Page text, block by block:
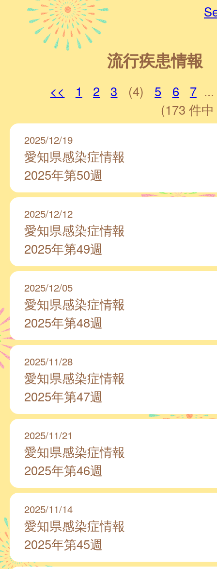
流行疾患情報
<< 1 2 3 (4) 5 6 7 ...
(173 件
2025/12/19
愛知県感染症情報
2025年第50週
2025/12/12
愛知県感染症情報
2025年第49週
2025/12/05
愛知県感染症情報
2025年第48週
2025/11/28
愛知県感染症情報
2025年第47週
2025/11/21
愛知県感染症情報
2025年第46週
2025/11/14
愛知県感染症情報
2025年第45週